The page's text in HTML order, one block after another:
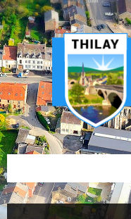
Skip
to
content
Skip
to
left
sidebar
Skip
to
right
sidebar
Skip
to
footer